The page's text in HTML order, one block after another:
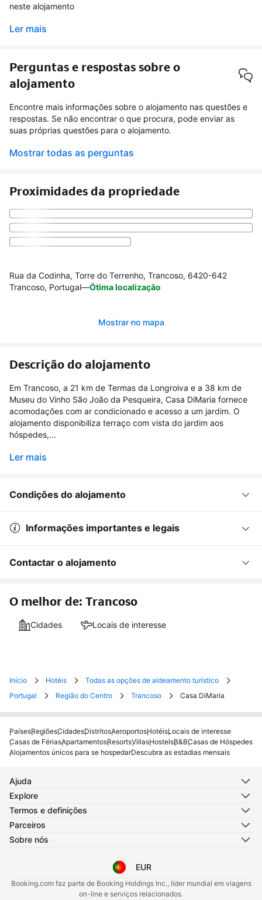
neste alojamento
Ler mais
Perguntas e respostas sobre o
alojamento
Encontre mais informações sobre o alojamento nas questões e
respostas. Se não encontrar o que procura, pode enviar as
suas próprias questões para o alojamento.
Mostrar todas as perguntas
Proximidades da propriedade
Rua da Codinha, Torre do Terrenho, Trancoso, 6420-642
Trancoso, Portugal—Ótima localização
Mostrar no mapa
Descrição do alojamento
Em Trancoso, a 21 km de Termas da Longroiva e a 38 km de
Museu do Vinho São João da Pesqueira, Casa DiMaria fornece
acomodações com ar condicionado e acesso a um jardim. O
alojamento disponibiliza terraço com vista do jardim aos
hóspedes,...
Ler mais
Condições do alojamento
Informações importantes e legais
Contactar o alojamento
O melhor de: Trancoso
Cidades Locais de interesse
Início Hotéis
Todas as opções de aldeamento turístico
Portugal
Região do Centro Trancoso Casa DiMaria
PaísesRegiõesCidadesDistritosAeroportosHotéisLocais de interesse
Casas de FériasApartamentosResortsVillasHostelsB&BCasas de Hóspedes
Alojamentos únicos para se hospedarDescubra as estadias mensais
Ajuda
Explore
Termos e definições
Parceiros
Sobre nós
Selecione o seu idioma
EUR
Selecione a sua moeda
Booking.com faz parte de Booking Holdings Inc., líder mundial em viagens
on-line e serviços relacionados.